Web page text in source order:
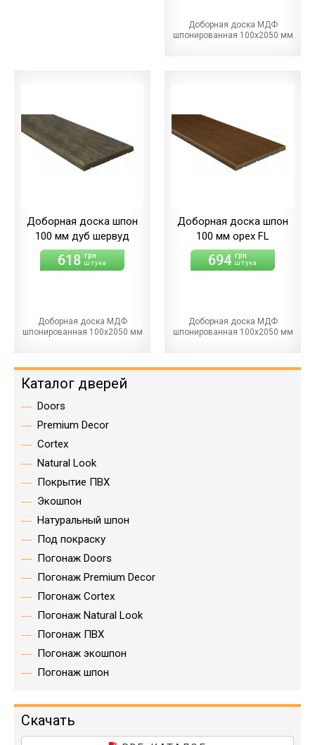
Доборная доска МДФ
шпонированная 100х2050 мм
Доборная доска шпон
100 мм дуб шервуд
618 грн
штука
Доборная доска МДФ
шпонированная 100х2050 мм
Доборная доска шпон
100 мм орех FL
694 грн
штука
Доборная доска МДФ
шпонированная 100х2050 мм
Каталог дверей
Doors
Premium Decor
Cortex
Natural Look
Покрытие ПВХ
Экошпон
Натуральный шпон
Под покраску
Погонаж Doors
Погонаж Premium Decor
Погонаж Cortex
Погонаж Natural Look
Погонаж ПВХ
Погонаж экошпон
Погонаж шпон
Скачать